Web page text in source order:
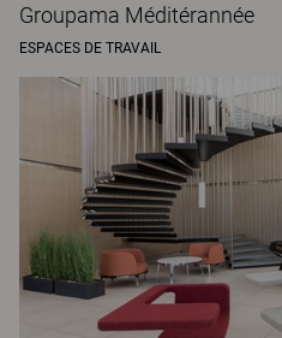
Groupama Méditérannée
ESPACES DE TRAVAIL